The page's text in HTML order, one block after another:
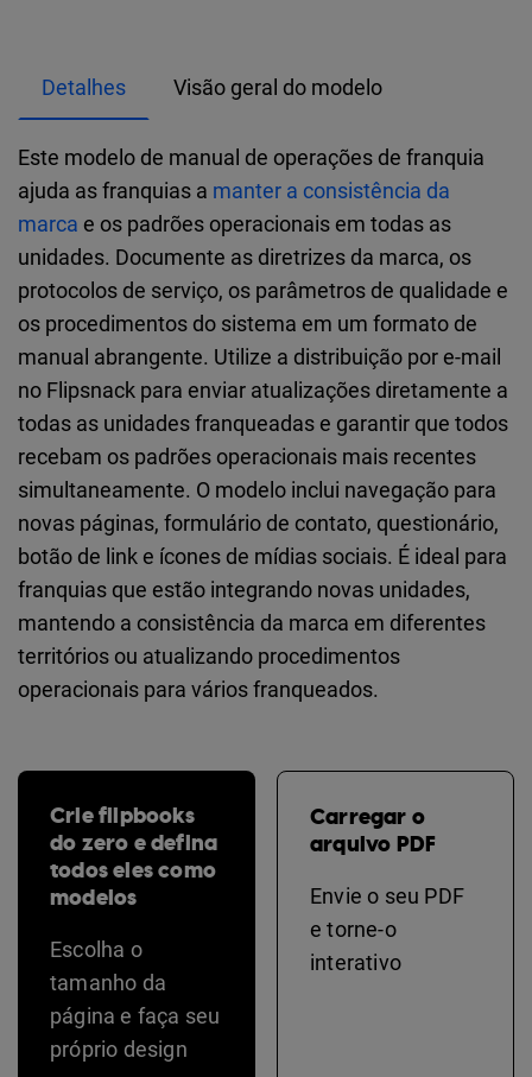
Detalhes Visão geral do modelo
Este modelo de manual de operações de franquia
ajuda as franquias a manter a consistência da
marca e os padrões operacionais em todas as
unidades. Documente as diretrizes da marca, os
protocolos de serviço, os parâmetros de qualidade e
os procedimentos do sistema em um formato de
manual abrangente. Utilize a distribuição por e-mail
no Flipsnack para enviar atualizações diretamente a
todas as unidades franqueadas e garantir que todos
recebam os padrões operacionais mais recentes
simultaneamente. O modelo inclui navegação para
novas páginas, formulário de contato, questionário,
botão de link e ícones de mídias sociais. É ideal para
franquias que estão integrando novas unidades,
mantendo a consistência da marca em diferentes
territórios ou atualizando procedimentos
operacionais para vários franqueados.
Crie flipbooks
do zero e defina
todos eles como
modelos
Escolha o
tamanho da
página e faça seu
próprio design
Carregar o
arquivo PDF
Envie o seu PDF
e torne-o
interativo